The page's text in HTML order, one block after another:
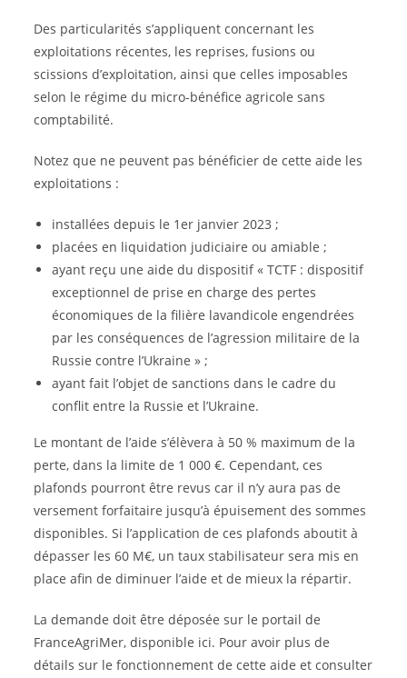
Des particularités s’appliquent concernant les
exploitations récentes, les reprises, fusions ou
scissions d’exploitation, ainsi que celles imposables
selon le régime du micro-bénéfice agricole sans
comptabilité.
Notez que ne peuvent pas bénéficier de cette aide les
exploitations :
installées depuis le 1er janvier 2023 ;
placées en liquidation judiciaire ou amiable ;
ayant reçu une aide du dispositif « TCTF : dispositif
exceptionnel de prise en charge des pertes
économiques de la filière lavandicole engendrées
par les conséquences de l’agression militaire de la
Russie contre l’Ukraine » ;
ayant fait l’objet de sanctions dans le cadre du
conflit entre la Russie et l’Ukraine.
Le montant de l’aide s’élèvera à 50 % maximum de la
perte, dans la limite de 1 000 €. Cependant, ces
plafonds pourront être revus car il n’y aura pas de
versement forfaitaire jusqu’à épuisement des sommes
disponibles. Si l’application de ces plafonds aboutit à
dépasser les 60 M€, un taux stabilisateur sera mis en
place afin de diminuer l’aide et de mieux la répartir.
La demande doit être déposée sur le portail de
FranceAgriMer, disponible ici. Pour avoir plus de
détails sur le fonctionnement de cette aide et consulter